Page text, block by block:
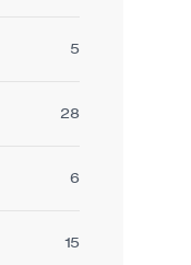
5
28
6
15